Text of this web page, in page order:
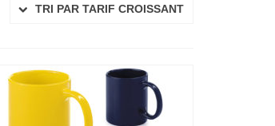
TRI PAR TARIF CROISSANT